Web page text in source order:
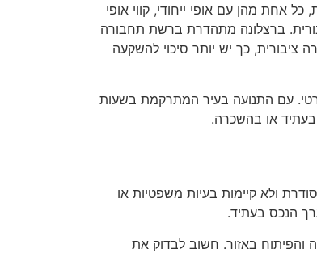
אחת מהן עם אופי ייחודי, קווי אופי
ברצלונה מתהדרת ברשת תחבורה
ציבורית, כך יש יותר סיכוי להשקעה
עם התנועה בעיר המתרקמת בשעות
בעתיד או בהשכרה.
ולא קיימות בעיות משפטיות או
הנכס בעתיד.
והפיתוח באזור. חשוב לבדוק את